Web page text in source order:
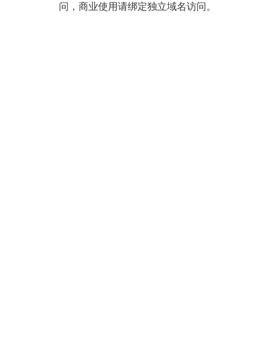
问，商业使用请绑定独立域名访问。